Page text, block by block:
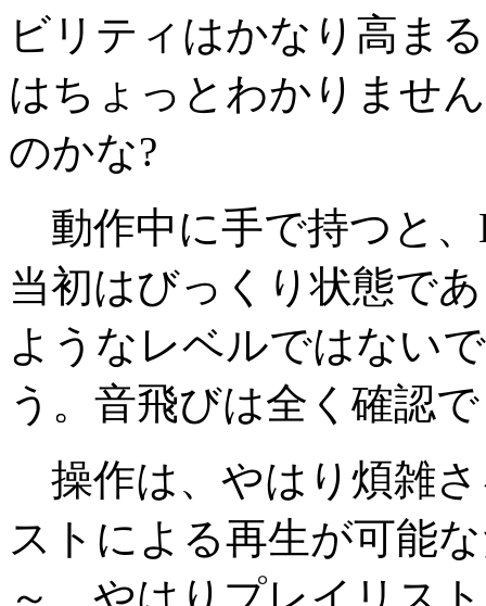
ビリティはかなり高ま
はちょっとわかりませ
のかな?
動作中に手で持つと
当初はびっくり状態で
ようなレベルではない
う。音飛びは全く確認
操作は、やはり煩雑
ストによる再生が可能